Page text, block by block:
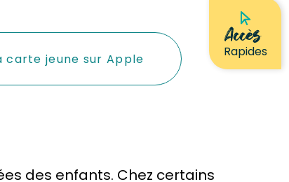
Accès
Rapides
carte jeune sur Apple
des enfants. Chez certains